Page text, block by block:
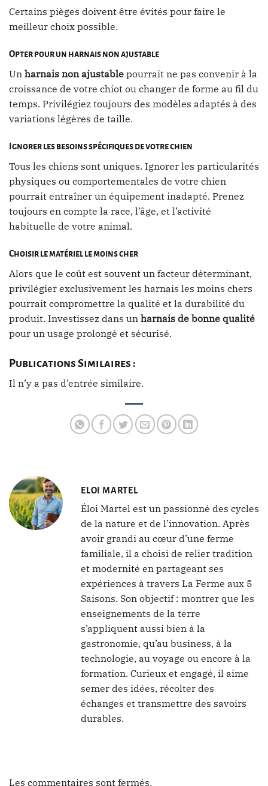
Certains pièges doivent être évités pour faire le
meilleur choix possible.
Opter pour un harnais non ajustable
Un harnais non ajustable pourrait ne pas convenir à la
croissance de votre chiot ou changer de forme au fil du
temps. Privilégiez toujours des modèles adaptés à des
variations légères de taille.
Ignorer les besoins spécifiques de votre chien
Tous les chiens sont uniques. Ignorer les particularités
physiques ou comportementales de votre chien
pourrait entraîner un équipement inadapté. Prenez
toujours en compte la race, l’âge, et l’activité
habituelle de votre animal.
Choisir le matériel le moins cher
Alors que le coût est souvent un facteur déterminant,
privilégier exclusivement les harnais les moins chers
pourrait compromettre la qualité et la durabilité du
produit. Investissez dans un harnais de bonne qualité
pour un usage prolongé et sécurisé.
Publications Similaires :
Il n’y a pas d’entrée similaire.
ELOI MARTEL
Éloi Martel est un passionné des cycles
de la nature et de l’innovation. Après
avoir grandi au cœur d’une ferme
familiale, il a choisi de relier tradition
et modernité en partageant ses
expériences à travers La Ferme aux 5
Saisons. Son objectif : montrer que les
enseignements de la terre
s’appliquent aussi bien à la
gastronomie, qu’au business, à la
technologie, au voyage ou encore à la
formation. Curieux et engagé, il aime
semer des idées, récolter des
échanges et transmettre des savoirs
durables.
Les commentaires sont fermés.